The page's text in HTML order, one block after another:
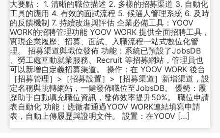
大要點： 1. 清晰的職位描述 2. 多樣的招募渠道 3. 自動化
工具的應用 4. 有效的面試流程 5. 候選人管理系統 6. 及時
的反饋機制 7. 持續改進與評估 企業必備工具：YOOV
WORK的招聘管理功能 YOOV WORK 提供全面招聘工具，
實現企業履歷、招募、面試、入職流程一站式數位化管
理。 招募渠道與職位發佈 功能：系統已預設了JobsDB
、勞工處互動就業服務、Recruit 等招募網站，管理員也
可以新增自定義招募渠道。 操作：在 YOOV WORK 後台
［招募管理］>［招募設置］>［招募渠道］新增渠道，設
定名稱與跳轉網站，一鍵發佈職位至JobsDB。 優勢：履
歷助手自動填充職位資訊，發佈效率提升50%。 職位申請
表自動化 功能：應徵者通過YOOV WORK連結填寫申請
表，自動上傳履歷與證明文件。 設置：在YOOV […]